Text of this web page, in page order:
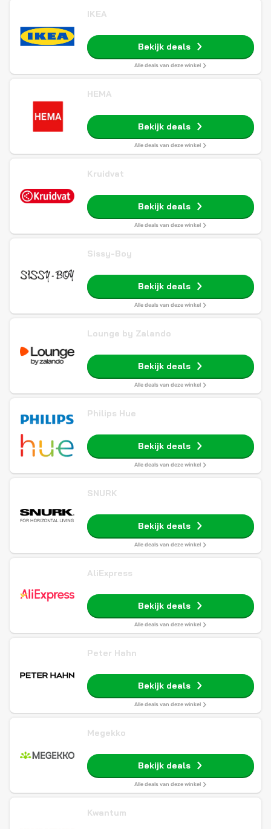
IKEA
Bekijk deals
Alle deals van deze winkel
HEMA
Bekijk deals
Alle deals van deze winkel
Kruidvat
Bekijk deals
Alle deals van deze winkel
Sissy-Boy
Bekijk deals
Alle deals van deze winkel
Lounge by Zalando
Bekijk deals
Alle deals van deze winkel
Philips Hue
Bekijk deals
Alle deals van deze winkel
SNURK
Bekijk deals
Alle deals van deze winkel
AliExpress
Bekijk deals
Alle deals van deze winkel
Peter Hahn
Bekijk deals
Alle deals van deze winkel
Megekko
Bekijk deals
Alle deals van deze winkel
Kwantum